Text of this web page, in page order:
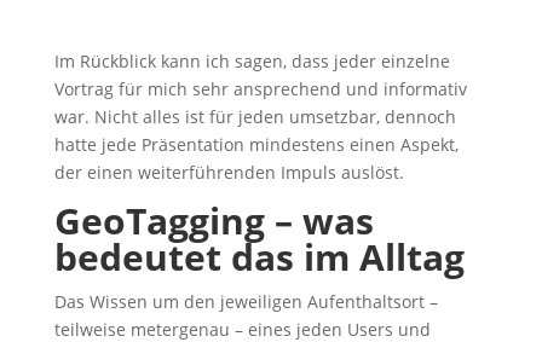
Im Rückblick kann ich sagen, dass jeder einzelne
Vortrag für mich sehr ansprechend und informativ
war. Nicht alles ist für jeden umsetzbar, dennoch
hatte jede Präsentation mindestens einen Aspekt,
der einen weiterführenden Impuls auslöst.
GeoTagging – was
bedeutet das im Alltag
Das Wissen um den jeweiligen Aufenthaltsort –
teilweise metergenau – eines jeden Users und